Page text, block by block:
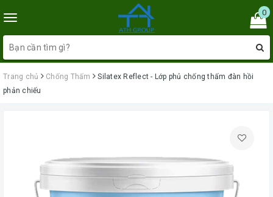
Toggle
navigation
0
Trang chủ Chống Thấm
Silatex Reflect - Lớp phủ chống thấm đàn hồi
phản chiếu